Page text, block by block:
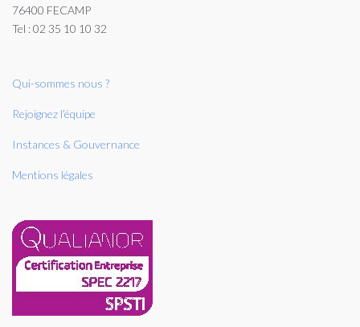
76400 FECAMP
Tel : 02 35 10 10 32
Qui-sommes nous ?
Rejoignez l’équipe
Instances & Gouvernance
Mentions légales